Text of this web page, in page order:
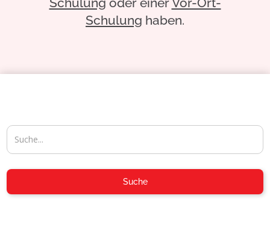
Schulung haben.
Suche
04954-30 59-116
info@aposoft.de